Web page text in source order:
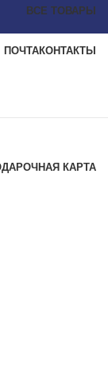
ВСЕ ТОВАРЫ
ПОЧТАКОНТАКТЫ
КАРТА